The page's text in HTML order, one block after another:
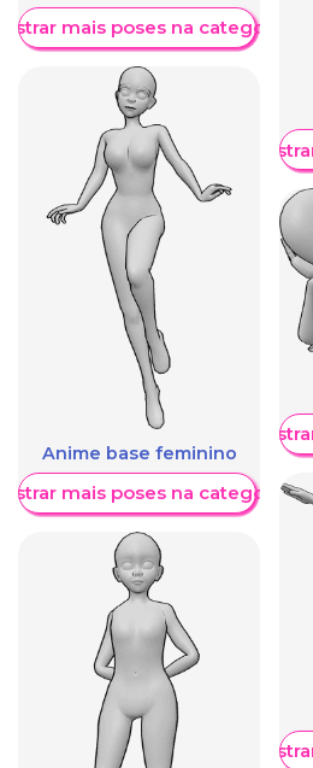
mais poses na categoria
Anime base feminino
mais poses na categoria